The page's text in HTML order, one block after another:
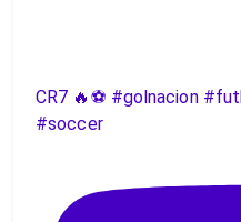
CR7 🔥⚽️ #golnacion
#soccer